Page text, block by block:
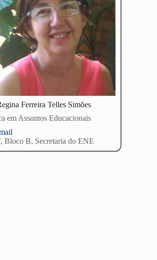
Ferreira Telles Simões
em Assuntos Educacionais
Bloco B, Secretaria do ENE